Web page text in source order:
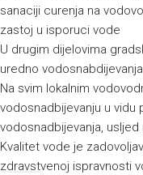
sanaciji curenja na
zastoj u isporuci vode
U drugim dijelovima
uredno
Na svim lokalnim
vodosnadbijevanju u vidu
vodosnadbijevanja,
Kvalitet vode je
zdravstvenoj ispravnosti